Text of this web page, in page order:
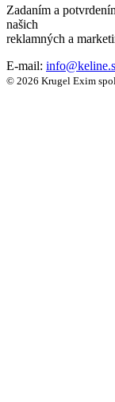
Zadaním a
našich
reklamných a
E-mail:
© 2026 Krugel Exim